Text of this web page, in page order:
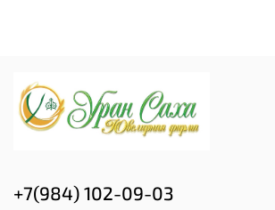
+7(984) 102-09-03